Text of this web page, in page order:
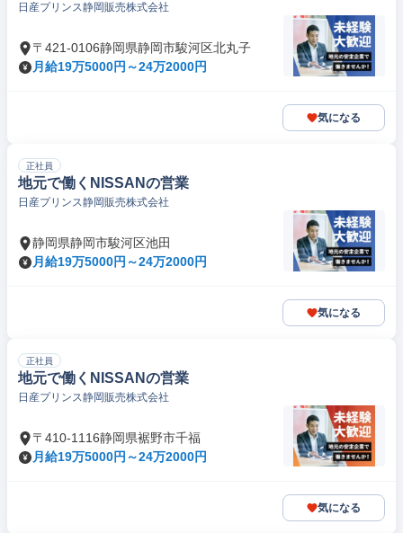
日産プリンス静岡販売株式会社
〒421-0106静岡県静岡市駿河区北丸子
月給19万5000円～24万2000円
気になる
正社員
地元で働くNISSANの営業
日産プリンス静岡販売株式会社
静岡県静岡市駿河区池田
月給19万5000円～24万2000円
気になる
正社員
地元で働くNISSANの営業
日産プリンス静岡販売株式会社
〒410-1116静岡県裾野市千福
月給19万5000円～24万2000円
気になる